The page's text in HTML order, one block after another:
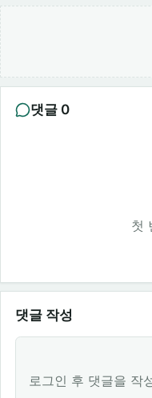
댓글 0
첫
댓글 작성
로그인 후 댓글을 작